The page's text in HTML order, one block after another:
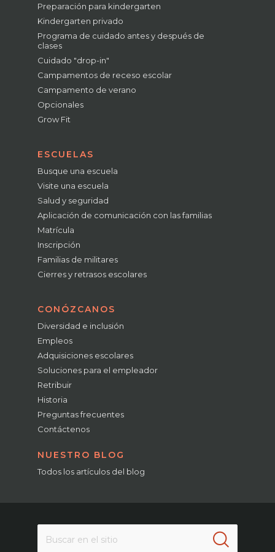
Preparación para kindergarten
Kindergarten privado
Programa de cuidado antes y después de
clases
Cuidado "drop-in"
Campamentos de receso escolar
Campamento de verano
Opcionales
Grow Fit
ESCUELAS
Busque una escuela
Visite una escuela
Salud y seguridad
Aplicación de comunicación con las familias
Matrícula
Inscripción
Familias de militares
Cierres y retrasos escolares
CONÓZCANOS
Diversidad e inclusión
Empleos
Adquisiciones escolares
Soluciones para el empleador
Retribuir
Historia
Preguntas frecuentes
Contáctenos
NUESTRO BLOG
Todos los artículos del blog